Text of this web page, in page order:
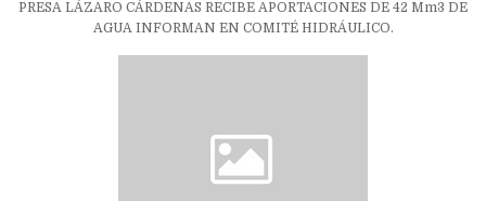
PRESA LÁZARO CÁRDENAS RECIBE APORTACIONES DE 42 Mm3 DE
AGUA INFORMAN EN COMITÉ HIDRÁULICO.